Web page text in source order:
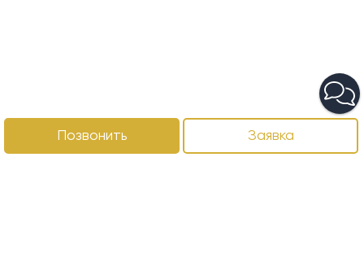
Позвонить Заявка